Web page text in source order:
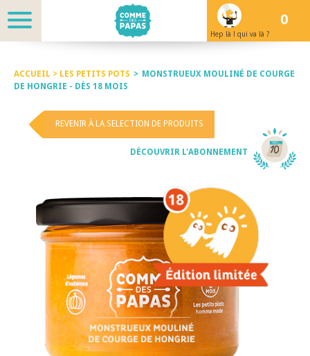
Hep là ! qui va là ?
0
ACCUEIL > LES PETITS POTS > MONSTRUEUX MOULINÉ DE COURGE
DE HONGRIE - DÈS 18 MOIS
REVENIR À LA SELECTION DE PRODUITS
DÉCOUVRIR L'ABONNEMENT